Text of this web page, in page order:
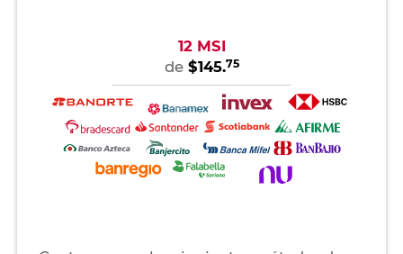
12 MSI
de $145.75